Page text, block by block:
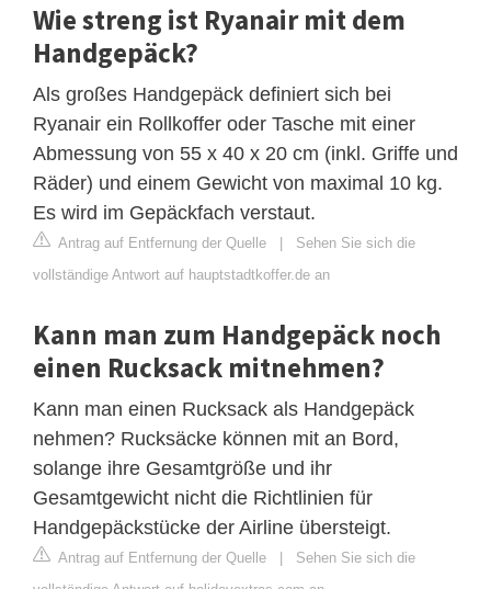
Wie streng ist Ryanair mit dem
Handgepäck?
Als großes Handgepäck definiert sich bei
Ryanair ein Rollkoffer oder Tasche mit einer
Abmessung von 55 x 40 x 20 cm (inkl. Griffe und
Räder) und einem Gewicht von maximal 10 kg.
Es wird im Gepäckfach verstaut.
Antrag auf Entfernung der Quelle | Sehen Sie sich die
vollständige Antwort auf hauptstadtkoffer.de an
Kann man zum Handgepäck noch
einen Rucksack mitnehmen?
Kann man einen Rucksack als Handgepäck
nehmen? Rucksäcke können mit an Bord,
solange ihre Gesamtgröße und ihr
Gesamtgewicht nicht die Richtlinien für
Handgepäckstücke der Airline übersteigt.
Antrag auf Entfernung der Quelle | Sehen Sie sich die